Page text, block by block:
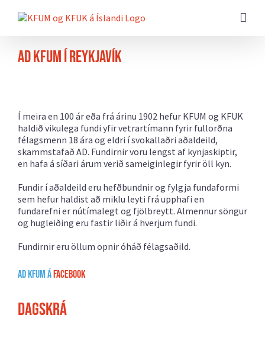
beint
síðunnarAD KFUM í Reykjavík
Í meira en 100 ár eða frá árinu 1902 hefur KFUM og KFUK
haldið vikulega fundi yfir vetrartímann fyrir fullorðna
félagsmenn 18 ára og eldri í svokallaðri aðaldeild,
skammstafað AD. Fundirnir voru lengst af kynjaskiptir,
en hafa á síðari árum verið sameiginlegir fyrir öll kyn.
Fundir í aðaldeild eru hefðbundnir og fylgja fundaformi
sem hefur haldist að miklu leyti frá upphafi en
fundarefni er nútímalegt og fjölbreytt. Almennur söngur
og hugleiðing eru fastir liðir á hverjum fundi.
Fundirnir eru öllum opnir óháð félagsaðild.
AD KFUM á Facebook
Dagskrá